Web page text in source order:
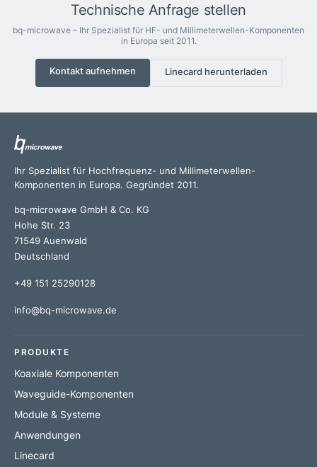
Technische Anfrage stellen
bq-microwave – Ihr Spezialist für HF- und Millimeterwellen-Komponenten
in Europa seit 2011.
Kontakt aufnehmen Linecard herunterladen
Ihr Spezialist für Hochfrequenz- und Millimeterwellen-
Komponenten in Europa. Gegründet 2011.
bq-microwave GmbH & Co. KG
Hohe Str. 23
71549 Auenwald
Deutschland
+49 151 25290128
info@bq-microwave.de
PRODUKTE
Koaxiale Komponenten
Waveguide-Komponenten
Module & Systeme
Anwendungen
Linecard